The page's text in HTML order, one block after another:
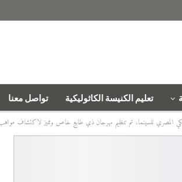
تعليم الكنيسة الكاثوليكية تواصل معنا